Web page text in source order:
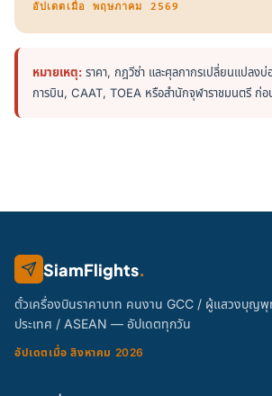
อัปเดตเมื่อ พฤษภาคม 2569
หมายเหตุ: ราคา, กฎวีซ่า และศุลกากรเปลี่ยนแปลง
การบิน, CAAT, TOEA หรือสำนักจุฬาราชมนตรี ก่อ
SiamFlights.
ตั๋วเครื่องบินราคาบาท คนงาน GCC / ผู้แสวงบุญ
ประเทศ / ASEAN — อัปเดตทุกวัน
อัปเดตเมื่อ สิงหาคม 2026